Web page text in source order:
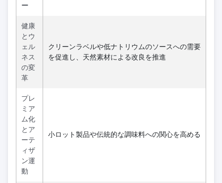
ー
健康
とウ
ェル
ネス
の変
革
クリーンラベルや低ナトリウムのソースへの需要
を促進し、天然素材による改良を推進
プレ
ミア
ム化
とア
ーテ
ィザ
ン運
動
小ロット製品や伝統的な調味料への関心を高める